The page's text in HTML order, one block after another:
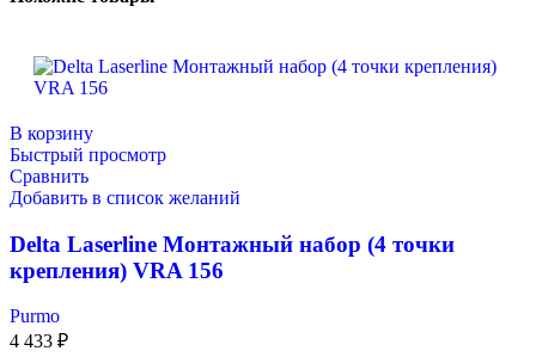
В корзину
Быстрый просмотр
Сравнить
Добавить в список желаний
Delta Laserline Монтажный набор (4 точки
крепления) VRA 156
Purmo
4 433 ₽